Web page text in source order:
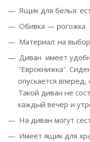
Ящик для белья:
Обивка — рогожка
Материал: на выбор
Диван имеет
"Еврокнижка".
опускается
Такой диван не
каждый вечер и
На диван могут
Имеет ящик для